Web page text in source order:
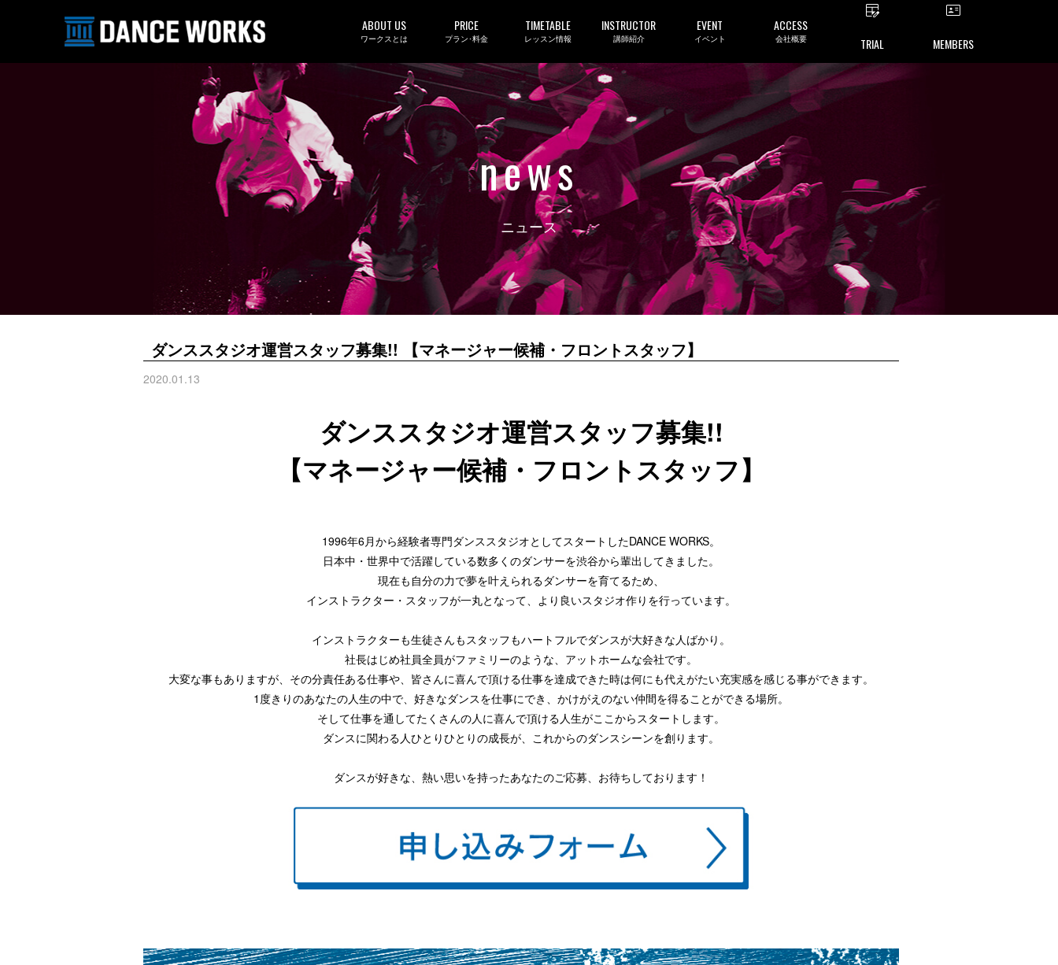
ABOUT US
ワークスとは
PRICE
プラン･料金
TIMETABLE
レッスン情報
INSTRUCTOR
講師紹介
EVENT
イベント
ACCESS
会社概要 TRIAL MEMBERS
news
ニュース
ダンススタジオ運営スタッフ募集!! 【マネージャー候補・フロントスタッフ】
2020.01.13
ダンススタジオ運営スタッフ募集!!
【マネージャー候補・フロントスタッフ】
1996年6月から経験者専門ダンススタジオとしてスタートしたDANCE WORKS。
日本中・世界中で活躍している数多くのダンサーを渋谷から輩出してきました。
現在も自分の力で夢を叶えられるダンサーを育てるため、
インストラクター・スタッフが一丸となって、より良いスタジオ作りを行っています。
インストラクターも生徒さんもスタッフもハートフルでダンスが大好きな人ばかり。
社長はじめ社員全員がファミリーのような、アットホームな会社です。
大変な事もありますが、その分責任ある仕事や、皆さんに喜んで頂ける仕事を達成できた時は何にも代えがたい充実感を感じる事ができます。
1度きりのあなたの人生の中で、好きなダンスを仕事にでき、かけがえのない仲間を得ることができる場所。
そして仕事を通してたくさんの人に喜んで頂ける人生がここからスタートします。
ダンスに関わる人ひとりひとりの成長が、これからのダンスシーンを創ります。
ダンスが好きな、熱い思いを持ったあなたのご応募、お待ちしております！